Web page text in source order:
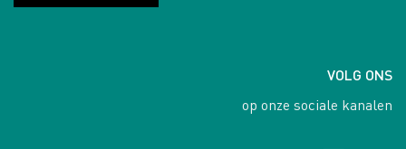
VOLG ONS
op onze sociale kanalen